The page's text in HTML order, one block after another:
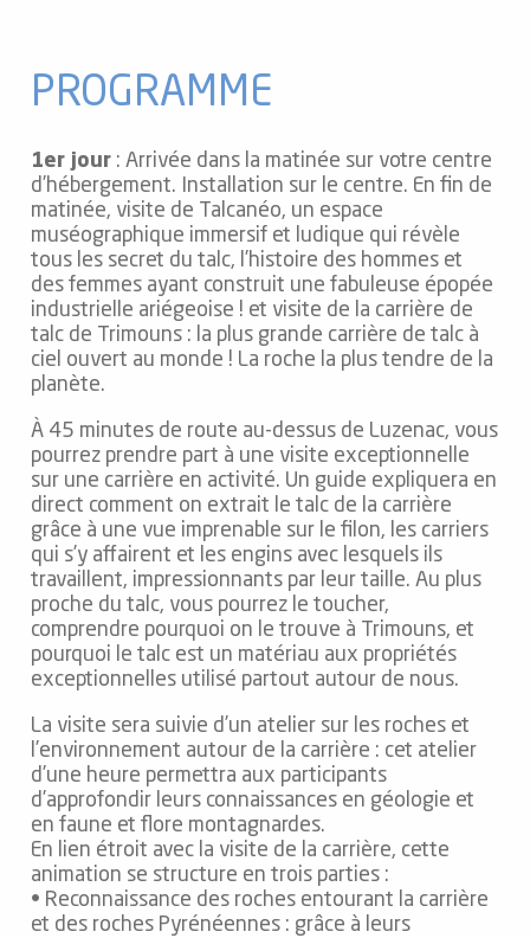
PROGRAMME
1er jour : Arrivée dans la matinée sur votre centre
d’hébergement. Installation sur le centre. En fin de
matinée, visite de Talcanéo, un espace
muséographique immersif et ludique qui révèle
tous les secret du talc, l’histoire des hommes et
des femmes ayant construit une fabuleuse épopée
industrielle ariégeoise ! et visite de la carrière de
talc de Trimouns : la plus grande carrière de talc à
ciel ouvert au monde ! La roche la plus tendre de la
planète.
À 45 minutes de route au-dessus de Luzenac, vous
pourrez prendre part à une visite exceptionnelle
sur une carrière en activité. Un guide expliquera en
direct comment on extrait le talc de la carrière
grâce à une vue imprenable sur le filon, les carriers
qui s’y affairent et les engins avec lesquels ils
travaillent, impressionnants par leur taille. Au plus
proche du talc, vous pourrez le toucher,
comprendre pourquoi on le trouve à Trimouns, et
pourquoi le talc est un matériau aux propriétés
exceptionnelles utilisé partout autour de nous.
La visite sera suivie d’un atelier sur les roches et
l’environnement autour de la carrière : cet atelier
d’une heure permettra aux participants
d’approfondir leurs connaissances en géologie et
en faune et flore montagnardes.
En lien étroit avec la visite de la carrière, cette
animation se structure en trois parties :
• Reconnaissance des roches entourant la carrière
et des roches Pyrénéennes : grâce à leurs